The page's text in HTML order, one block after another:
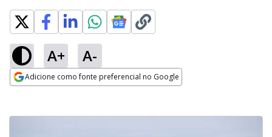
A+ A-
Adicione como fonte preferencial no Google